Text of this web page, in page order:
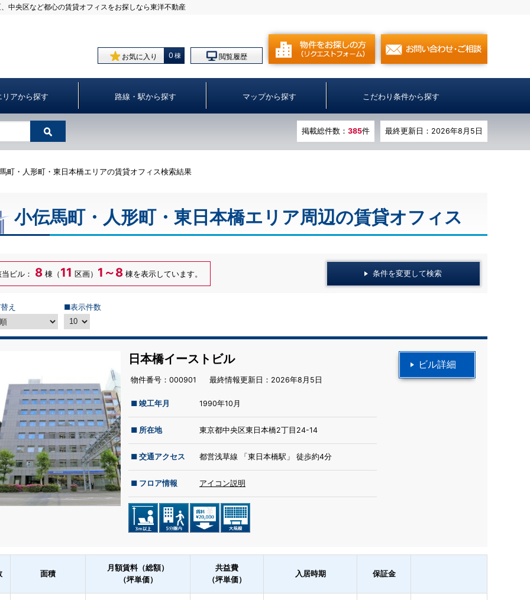
中央区など都⼼の賃貸オフィスをお探しなら東洋不動産
0
お気に入り 閲覧履歴
リアから探す 路線・駅から探す マップから探す こだわり条件から探す
掲載総件数： 385件 最終更新日：2026年8月5日
町・人形町・東日本橋エリアの賃貸オフィス検索結果
小伝馬町・人形町・東日本橋エリア周辺の賃貸オフィス
ビル： 8 棟（ 11 区画） 1～8 棟を表示しています。 条件を変更して検索
え ■表示件数
ビル詳細
日本橋イーストビル
物件番号：000901 最終情報更新⽇：2026年8月5日
■ 竣工年月 1990年10月
■ 所在地 東京都中央区東日本橋2丁目24-14
■ 交通アクセス 都営浅草線 「東日本橋駅」 徒歩約4分
■ フロア情報 アイコン説明
面積
月額賃料（総額）
（坪単価）
共益費
（坪単価）
入居時期 保証金